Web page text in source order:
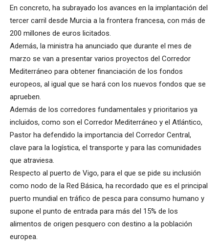
En concreto, ha subrayado los avances en la implantación del
tercer carril desde Murcia a la frontera francesa, con más de
200 millones de euros licitados.
Además, la ministra ha anunciado que durante el mes de
marzo se van a presentar varios proyectos del Corredor
Mediterráneo para obtener financiación de los fondos
europeos, al igual que se hará con los nuevos fondos que se
aprueben.
Además de los corredores fundamentales y prioritarios ya
incluidos, como son el Corredor Mediterráneo y el Atlántico,
Pastor ha defendido la importancia del Corredor Central,
clave para la logística, el transporte y para las comunidades
que atraviesa.
Respecto al puerto de Vigo, para el que se pide su inclusión
como nodo de la Red Básica, ha recordado que es el principal
puerto mundial en tráfico de pesca para consumo humano y
supone el punto de entrada para más del 15% de los
alimentos de origen pesquero con destino a la población
europea.